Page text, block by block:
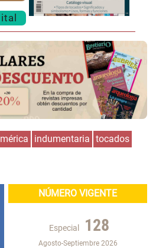
indumentaria tocados
NÚMERO VIGENTE
Especial 128
Agosto-Septiembre 2026